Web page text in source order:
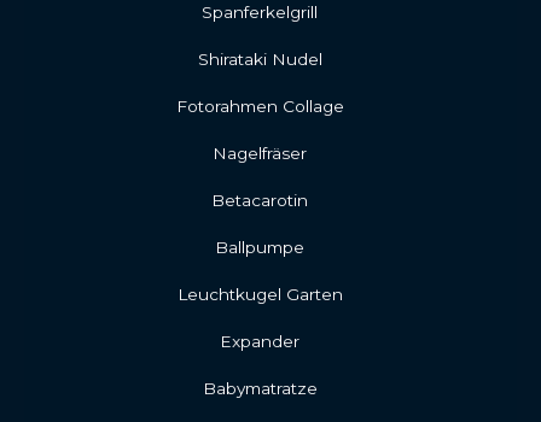
Spanferkelgrill
Shirataki Nudel
Fotorahmen Collage
Nagelfräser
Betacarotin
Ballpumpe
Leuchtkugel Garten
Expander
Babymatratze